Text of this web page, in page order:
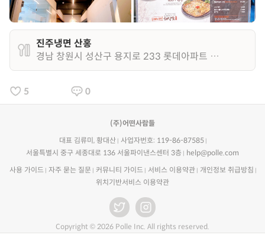
진주냉면 산홍
경남 창원시 성산구 용지로 233 롯데아파트 롯데학원상가 2층 204호
5 0
(주)어떤사람들
대표 김류미, 황대산
사업자번호: 119-86-87585
서울특별시 중구 세종대로 136 서울파이낸스센터 3층
help@polle.com
사용 가이드 자주 묻는 질문 커뮤니티 가이드 서비스 이용약관
개인정보 취급방침
위치기반서비스 이용약관
Copyright © 2026 Polle Inc. All rights reserved.